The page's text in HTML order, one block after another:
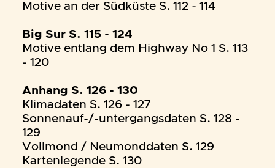
Motive an der Südküste S. 112 - 114
Big Sur S. 115 - 124
Motive entlang dem Highway No 1 S. 113
- 120
Anhang S. 126 - 130
Klimadaten S. 126 - 127
Sonnenauf-/-untergangsdaten S. 128 -
129
Vollmond / Neumonddaten S. 129
Kartenlegende S. 130